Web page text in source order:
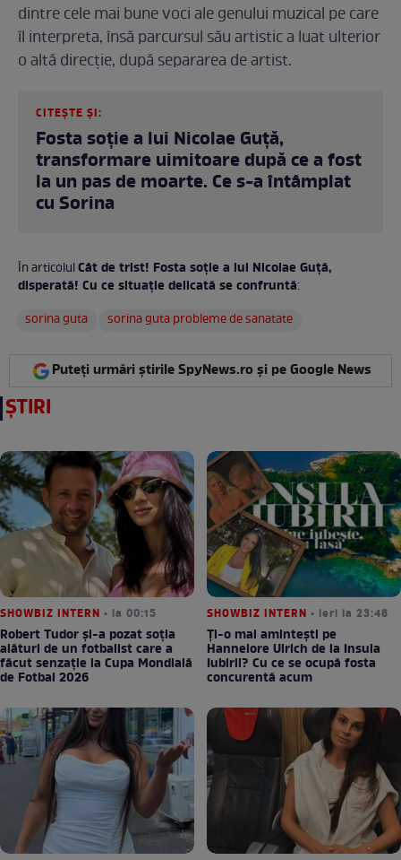
dintre cele mai bune voci ale genului muzical pe care
îl interpreta, însă parcursul său artistic a luat ulterior
o altă direcție, după separarea de artist.
CITEȘTE ȘI:
Fosta soție a lui Nicolae Guță,
transformare uimitoare după ce a fost
la un pas de moarte. Ce s-a întâmplat
cu Sorina
În articolulCât de trist! Fosta soție a lui Nicolae Guță,
disperată! Cu ce situație delicată se confruntă:
sorina guta
sorina guta probleme de sanatate
Puteți urmări știrile SpyNews.ro și pe Google News
ȘTIRI
SHOWBIZ INTERN • la 00:15
Robert Tudor și-a pozat soția
alături de un fotbalist care a
făcut senzație la Cupa Mondială
de Fotbal 2026
SHOWBIZ INTERN • ieri la 23:48
Ți-o mai amintești pe
Hannelore Ulrich de la Insula
Iubirii? Cu ce se ocupă fosta
concurentă acum